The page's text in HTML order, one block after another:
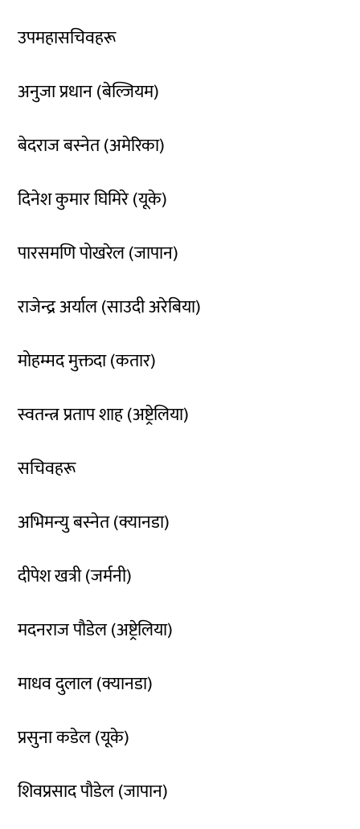
उपमहासचिवहरू
अनुजा प्रधान (बेल्जियम)
बेदराज बस्नेत (अमेरिका)
दिनेश कुमार घिमिरे (यूके)
पारसमणि पोखरेल (जापान)
राजेन्द्र अर्याल (साउदी अरेबिया)
मोहम्मद मुक्तदा (कतार)
स्वतन्त्र प्रताप शाह (अष्ट्रेलिया)
सचिवहरू
अभिमन्यु बस्नेत (क्यानडा)
दीपेश खत्री (जर्मनी)
मदनराज पौडेल (अष्ट्रेलिया)
माधव दुलाल (क्यानडा)
प्रसुना कडेल (यूके)
शिवप्रसाद पौडेल (जापान)